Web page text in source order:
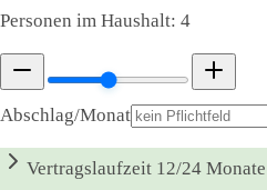
Personen im Haushalt: 4
Abschlag/Monat
Vertragslaufzeit 12/24 Monate